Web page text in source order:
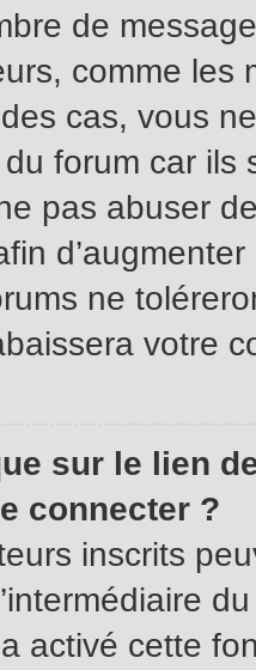
de
comme les
cas, vous
forum car ils
pas abuser
ne
votre
sur le lien
connecter ?
inscrits
a activé cette